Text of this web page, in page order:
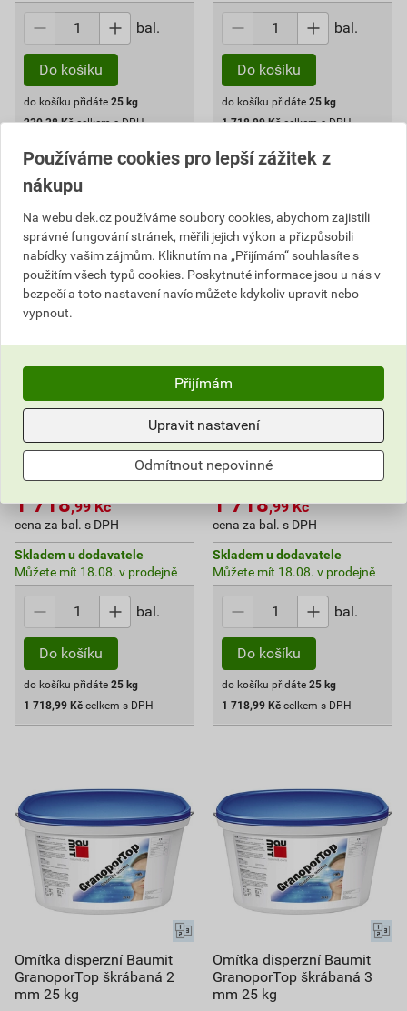
bal.
Do košíku
do košíku přidáte 25 kg
230,38 Kč celkem s DPH
bal.
Do košíku
do košíku přidáte 25 kg
1 718,99 Kč celkem s DPH
mm 25 kg
68,76Kč
cena za kg s DPH
2 604,53 Kč
1 718,99Kč
cena za bal. s DPH
Skladem u dodavatele
Můžete mít 18.08. v prodejně
bal.
Do košíku
do košíku přidáte 25 kg
1 718,99 Kč celkem s DPH
Omítka disperzní Baumit
GranoporTop škrábaná 1,5
mm 25 kg
68,76Kč
cena za kg s DPH
2 604,53 Kč
1 718,99Kč
cena za bal. s DPH
Skladem u dodavatele
Můžete mít 18.08. v prodejně
bal.
Do košíku
do košíku přidáte 25 kg
1 718,99 Kč celkem s DPH
Omítka disperzní Baumit
GranoporTop škrábaná 2
mm 25 kg
Omítka disperzní Baumit
GranoporTop škrábaná 3
mm 25 kg
Používáme cookies pro lepší zážitek z
nákupu
Na webu dek.cz používáme soubory cookies, abychom zajistili
správné fungování stránek, měřili jejich výkon a přizpůsobili
nabídky vašim zájmům. Kliknutím na „Přijímám“ souhlasíte s
použitím všech typů cookies. Poskytnuté informace jsou u nás v
bezpečí a toto nastavení navíc můžete kdykoliv upravit nebo
vypnout.
Přijímám
Upravit nastavení
Odmítnout nepovinné